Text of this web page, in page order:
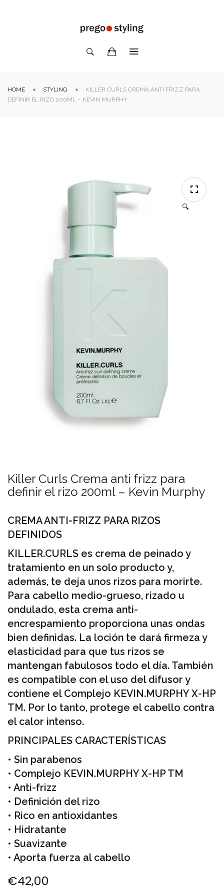
HOME STYLING
KILLER CURLS CREMA ANTI FRIZZ PARA
DEFINIR EL RIZO 200ML – KEVIN MURPHY
🔍
Killer Curls Crema anti frizz para
definir el rizo 200ml – Kevin Murphy
CREMA ANTI-FRIZZ PARA RIZOS
DEFINIDOS
KILLER.CURLS es crema de peinado y
tratamiento en un solo producto y,
además, te deja unos rizos para morirte.
Para cabello medio-grueso, rizado u
ondulado, esta crema anti-
encrespamiento proporciona unas ondas
bien definidas. La loción te dará firmeza y
elasticidad para que tus rizos se
mantengan fabulosos todo el día. También
es compatible con el uso del difusor y
contiene el Complejo KEVIN.MURPHY X-HP
TM. Por lo tanto, protege el cabello contra
el calor intenso.
PRINCIPALES CARACTERÍSTICAS
• Sin parabenos
• Complejo KEVIN.MURPHY X-HP TM
• Anti-frizz
• Definición del rizo
• Rico en antioxidantes
• Hidratante
• Suavizante
• Aporta fuerza al cabello
€42,00